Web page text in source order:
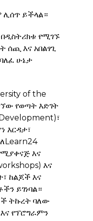
ሊሰጥ ይችላል።
የሚገኙ
ሰጪ እና አበልፃጊ
ሁኔታ
of the
የወጣት እድገት
እርዳታ፣
እና
እና
ከልጆች እና
ይገነባል።
ትኩረት ባለው
የፕሮግራምን